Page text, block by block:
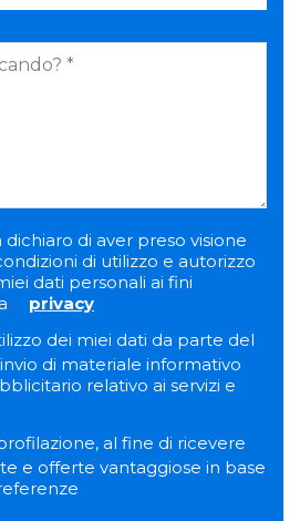
di aver preso visione
di utilizzo e autorizzo
dati personali ai fini
privacy
dei miei dati da parte del
di materiale informativo
relativo ai servizi e
al fine di ricevere
e offerte vantaggiose in base